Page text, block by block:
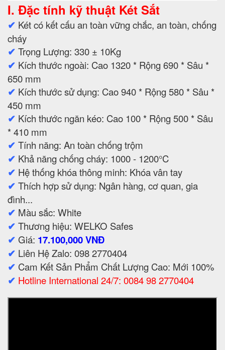
I. Đặc tính kỹ thuật Két Sắt
✔ Két có kết cấu an toàn vững chắc, an toàn, chống
cháy
✔ Trọng Lượng: 330 ± 10Kg
✔ Kích thước ngoài: Cao 1320 * Rộng 690 * Sâu *
650 mm
✔ Kích thước sử dụng: Cao 940 * Rộng 580 * Sâu *
450 mm
✔ Kích thước ngăn kéo: Cao 100 * Rộng 500 * Sâu
* 410 mm
✔ Tính năng: An toàn chống trộm
✔ Khả năng chống cháy: 1000 - 1200°C
✔ Hệ thống khóa thông minh: Khóa vân tay
✔ Thích hợp sử dụng: Ngân hàng, cơ quan, gia
đình...
✔ Màu sắc: White
✔ Thương hiệu: WELKO Safes
✔ Giá: 17.100,000 VNĐ
✔ Liên Hệ Zalo: 098 2770404
✔ Cam Kết Sản Phẩm Chất Lượng Cao: Mới 100%
✔ Hotline International 24/7: 0084 98 2770404